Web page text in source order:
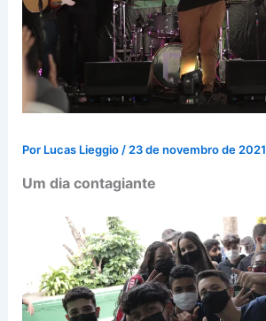
Por Lucas Lieggio / 23 de novembro de 2021
Um dia contagiante